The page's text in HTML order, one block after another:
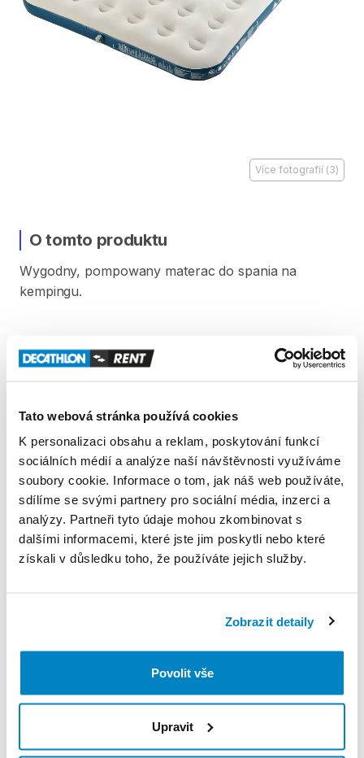
Tato webová stránka používá cookies
K personalizaci obsahu a reklam, poskytování funkcí
sociálních médií a analýze naší návštěvnosti využíváme
soubory cookie. Informace o tom, jak náš web používáte,
sdílíme se svými partnery pro sociální média, inzerci a
analýzy. Partneři tyto údaje mohou zkombinovat s
dalšími informacemi, které jste jim poskytli nebo které
získali v důsledku toho, že používáte jejich služby.
Zobrazit detaily
Povolit vše
Upravit
Více fotografií (3)
O tomto produktu
Wygodny​​​,​ pompowany materac do spania na
kempingu.
Produkt v obchodě
Pravidla Decathlon Rent
PODMÍNKY
Podmínky pronájmu
ZÁLOHA A SLEVA Z PŮJČKY
Poniedziałek: 10:00 - 21:00
Środa: 10:00 - 21:00
Czwartek: 10:00 - 21:00
Piątek: 10:00 - 21:00